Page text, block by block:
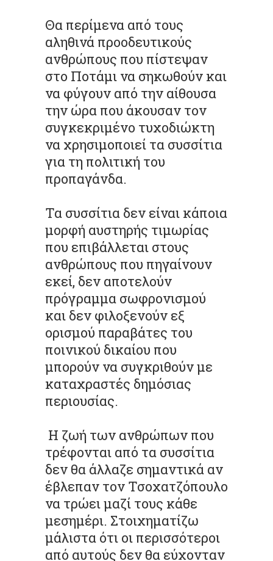
Θα περίμενα από τους
αληθινά προοδευτικούς
ανθρώπους που πίστεψαν
στο Ποτάμι να σηκωθούν και
να φύγουν από την αίθουσα
την ώρα που άκουσαν τον
συγκεκριμένο τυχοδιώκτη
να χρησιμοποιεί τα συσσίτια
για τη πολιτική του
προπαγάνδα.
Τα συσσίτια δεν είναι κάποια
μορφή αυστηρής τιμωρίας
που επιβάλλεται στους
ανθρώπους που πηγαίνουν
εκεί, δεν αποτελούν
πρόγραμμα σωφρονισμού
και δεν φιλοξενούν εξ
ορισμού παραβάτες του
ποινικού δικαίου που
μπορούν να συγκριθούν με
καταχραστές δημόσιας
περιουσίας.
Η ζωή των ανθρώπων που
τρέφονται από τα συσσίτια
δεν θα άλλαζε σημαντικά αν
έβλεπαν τον Τσοχατζόπουλο
να τρώει μαζί τους κάθε
μεσημέρι. Στοιχηματίζω
μάλιστα ότι οι περισσότεροι
από αυτούς δεν θα εύχονταν